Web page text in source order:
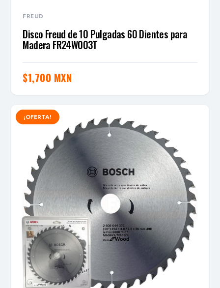
FREUD
Disco Freud de 10 Pulgadas 60 Dientes para
Madera FR24W003T
$1,700 MXN
¡OFERTA!